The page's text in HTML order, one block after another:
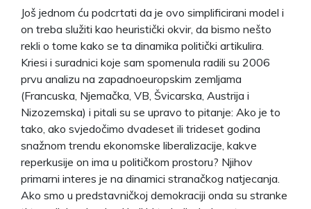
Još jednom ću podcrtati da je ovo simplificirani model i
on treba služiti kao heuristički okvir, da bismo nešto
rekli o tome kako se ta dinamika politički artikulira.
Kriesi i suradnici koje sam spomenula radili su 2006
prvu analizu na zapadnoeuropskim zemljama
(Francuska, Njemačka, VB, Švicarska, Austrija i
Nizozemska) i pitali su se upravo to pitanje: Ako je to
tako, ako svjedočimo dvadeset ili trideset godina
snažnom trendu ekonomske liberalizacije, kakve
reperkusije on ima u političkom prostoru? Njihov
primarni interes je na dinamici stranačkog natjecanja.
Ako smo u predstavničkoj demokraciji onda su stranke